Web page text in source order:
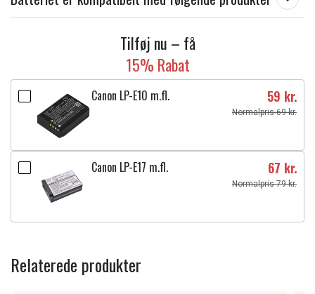
Tilføj nu – få
15% Rabat
Canon LP-E10 m.fl. 59 kr.
Normalpris 69 kr.
Canon LP-E17 m.fl. 67 kr.
Normalpris 79 kr.
Relaterede produkter